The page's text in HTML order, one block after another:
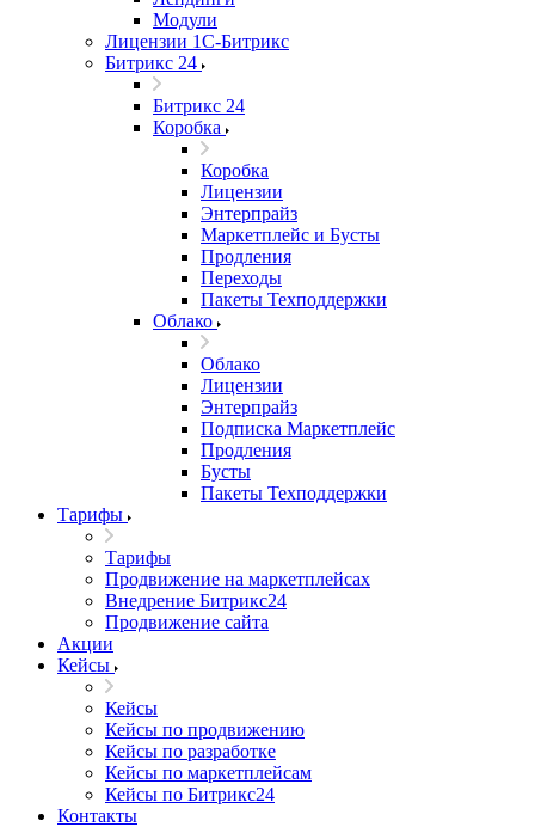
Модули
Лицензии 1С-Битрикс
Битрикс 24
Битрикс 24
Коробка
Коробка
Лицензии
Энтерпрайз
Маркетплейс и Бусты
Продления
Переходы
Пакеты Техподдержки
Облако
Облако
Лицензии
Энтерпрайз
Подписка Маркетплейс
Продления
Бусты
Пакеты Техподдержки
Тарифы
Тарифы
Продвижение на маркетплейсах
Внедрение Битрикс24
Продвижение сайта
Акции
Кейсы
Кейсы
Кейсы по продвижению
Кейсы по разработке
Кейсы по маркетплейсам
Кейсы по Битрикс24
Контакты